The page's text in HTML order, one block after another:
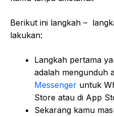
Berikut ini langkah –
lakukan:
Langkah pertama
adalah mengunduh
Messenger untuk
Store atau di App
Sekarang kamu